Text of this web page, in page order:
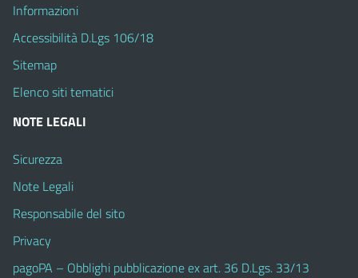
Informazioni
Accessibilità D.Lgs 106/18
Sitemap
Elenco siti tematici
NOTE LEGALI
Sicurezza
Note Legali
Responsabile del sito
Privacy
pagoPA – Obblighi pubblicazione ex art. 36 D.Lgs. 33/13